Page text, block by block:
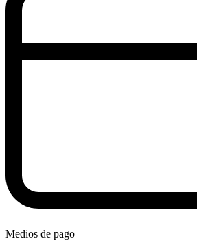
Medios de pago